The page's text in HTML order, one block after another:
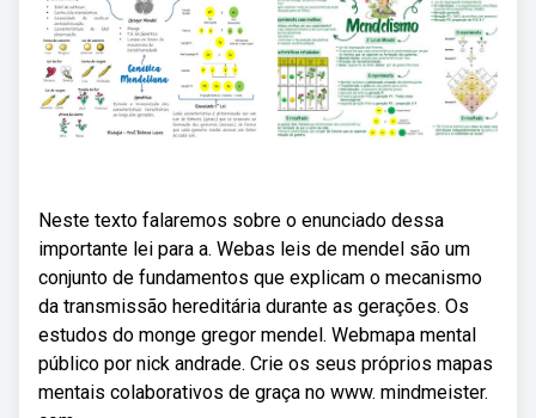
Neste texto falaremos sobre o enunciado dessa
importante lei para a. Webas leis de mendel são um
conjunto de fundamentos que explicam o mecanismo
da transmissão hereditária durante as gerações. Os
estudos do monge gregor mendel. Webmapa mental
público por nick andrade. Crie os seus próprios mapas
mentais colaborativos de graça no www. mindmeister.